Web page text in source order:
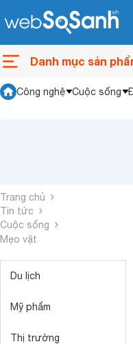
Danh mục sản
Công nghệ Cuộc sống
Trang chủ
Tin tức
Cuộc sống
Mẹo vặt
Du lịch
Mỹ phẩm
Thị trường